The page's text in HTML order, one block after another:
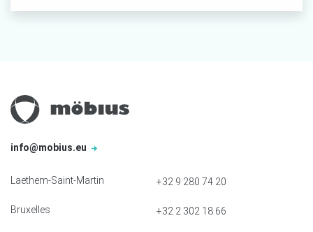
info@mobius.eu
Laethem-Saint-Martin +32 9 280 74 20
Bruxelles +32 2 302 18 66